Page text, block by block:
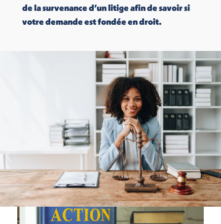
de la survenance d’un litige afin de savoir si
votre demande est fondée en droit.